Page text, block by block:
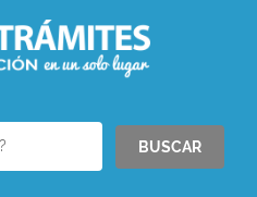
BUSCAR